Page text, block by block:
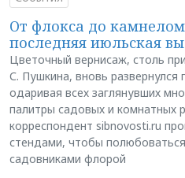
От флокса до
последняя июльская
Цветочный вернисаж, столь
С. Пушкина, вновь
одаривая всех заглянувших
палитры садовых и комнатных
корреспондент sibnovosti.ru
стендами, чтобы
садовниками флорой